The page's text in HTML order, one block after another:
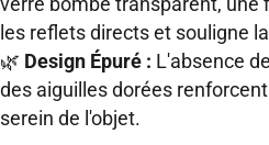
les reflets directs et souligne
🌿 Design Épuré : L'absence
des aiguilles dorées
serein de l'objet.